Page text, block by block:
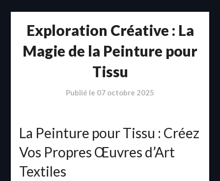
Exploration Créative : La
Magie de la Peinture pour
Tissu
Publié le 07 octobre 2025
La Peinture pour Tissu : Créez
Vos Propres Œuvres d’Art
Textiles